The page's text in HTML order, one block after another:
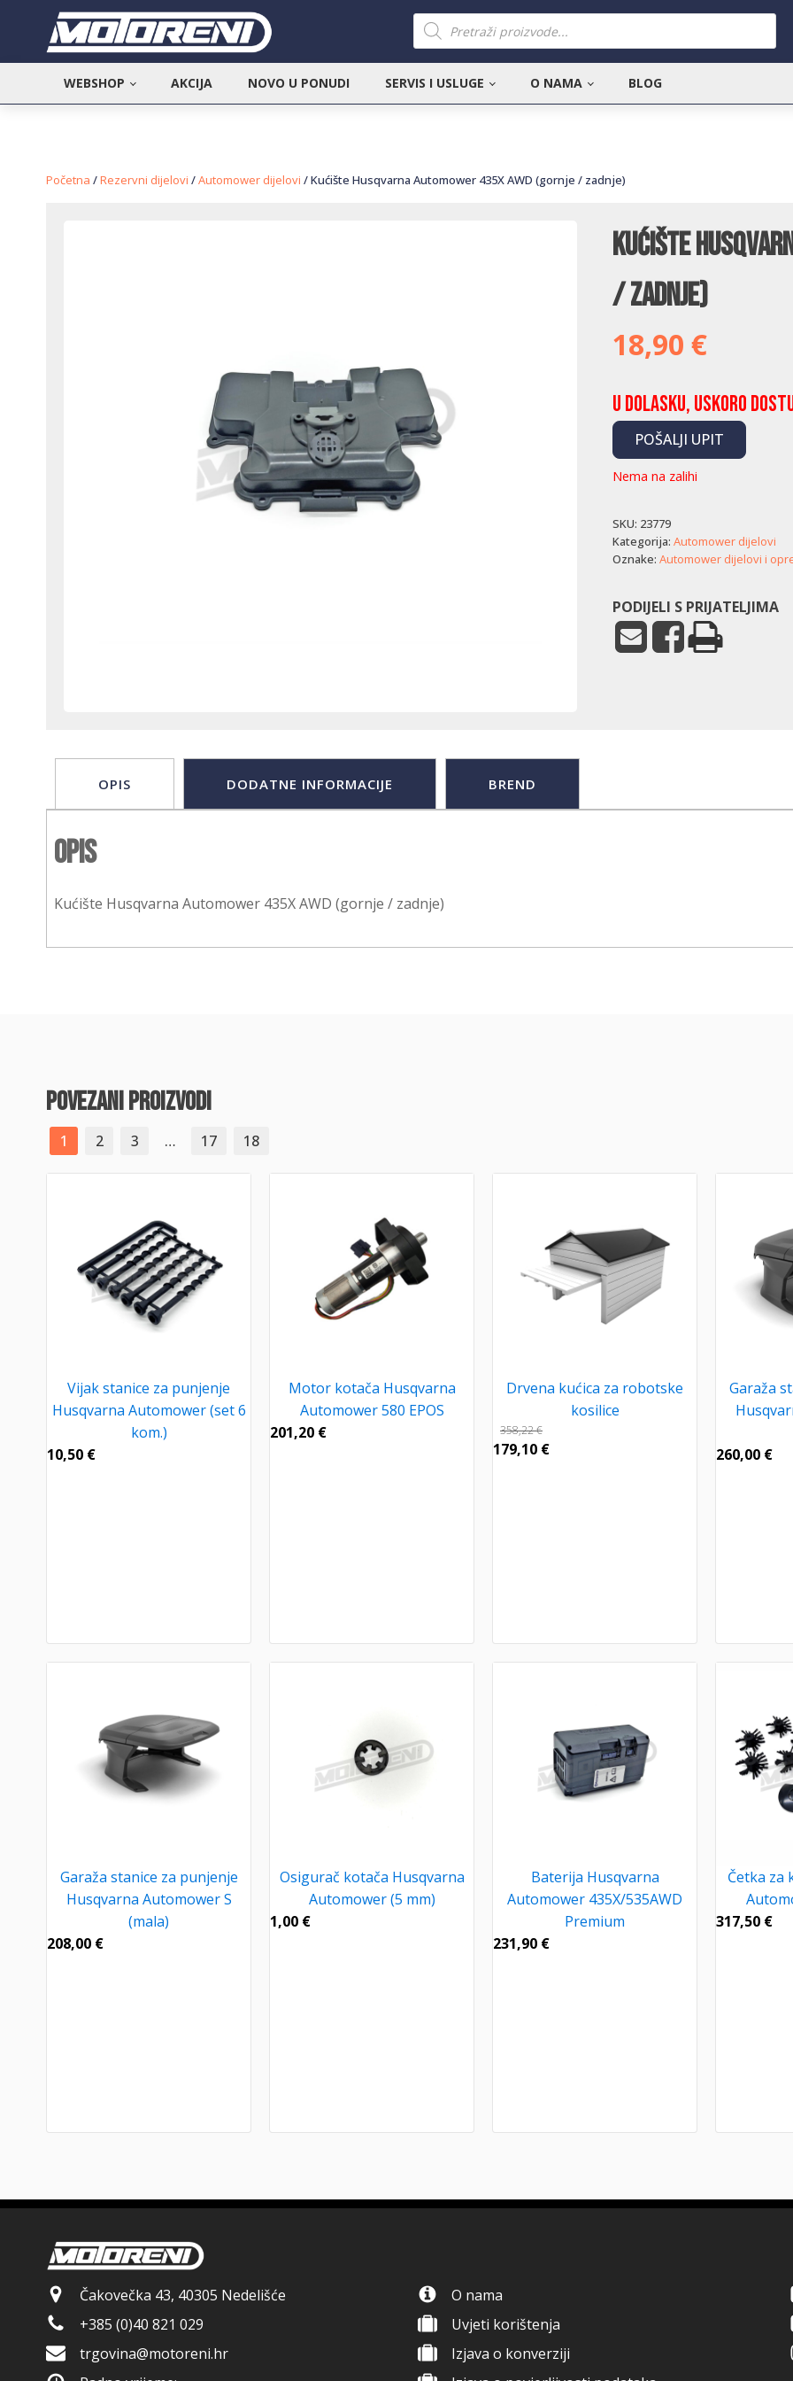
Products
search
WEBSHOP AKCIJA NOVO U PONUDI SERVIS I USLUGE O NAMA BLOG
Početna /Rezervni dijelovi /Automower dijelovi / Kućište Husqvarna Automower 435X AWD (gornje / zadnje)
Kućište
/ zadnje)
18,90 €
U dolasku, uskoro
POŠALJI UPIT
Nema na zalihi
SKU: 23779
Kategorija: Automower dijelovi
Oznake: Automower dijelovi i
PODIJELI S PRIJATELJIMA
OPIS DODATNE INFORMACIJE BREND
Opis
Kućište Husqvarna Automower 435X AWD (gornje / zadnje)
povezani proizvodi
1 2 3 … 17 18
Vijak stanice za punjenje
Husqvarna Automower (set 6
kom.)
10,50 €
Motor kotača Husqvarna
Automower 580 EPOS
201,20 €
Drvena kućica za robotske
kosilice
358,22€
179,10 €
Garaža
260,00 €
Garaža stanice za punjenje
Husqvarna Automower S
(mala)
208,00 €
Osigurač kotača Husqvarna
Automower (5 mm)
1,00 €
Baterija Husqvarna
Automower 435X/535AWD
Premium
231,90 €
Četka za
317,50 €
Čakovečka 43, 40305 Nedelišće
+385 (0)40 821 029
trgovina@motoreni.hr
O nama
Uvjeti korištenja
Izjava o konverziji